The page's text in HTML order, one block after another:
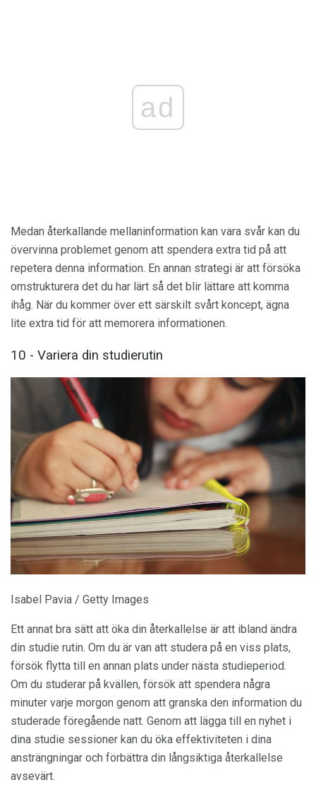
ad
Medan återkallande mellaninformation kan vara svår kan du
övervinna problemet genom att spendera extra tid på att
repetera denna information. En annan strategi är att försöka
omstrukturera det du har lärt så det blir lättare att komma
ihåg. När du kommer över ett särskilt svårt koncept, ägna
lite extra tid för att memorera informationen.
10 - Variera din studierutin
Isabel Pavia / Getty Images
Ett annat bra sätt att öka din återkallelse är att ibland ändra
din studie rutin. Om du är van att studera på en viss plats,
försök flytta till en annan plats under nästa studieperiod.
Om du studerar på kvällen, försök att spendera några
minuter varje morgon genom att granska den information du
studerade föregående natt. Genom att lägga till en nyhet i
dina studie sessioner kan du öka effektiviteten i dina
ansträngningar och förbättra din långsiktiga återkallelse
avsevärt.